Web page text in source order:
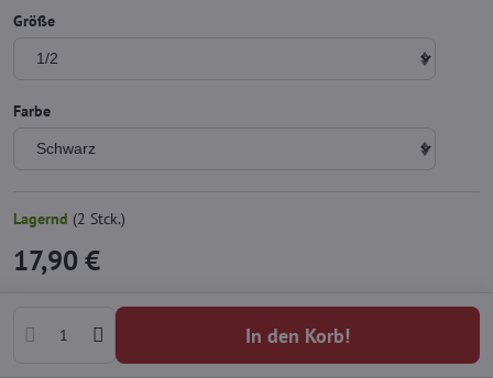
Größe
Farbe
Lagernd (2 Stck.)
17,90 €
In den Korb!